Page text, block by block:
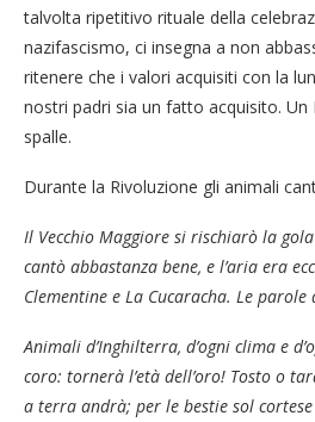
talvolta ripetitivo rituale della
nazifascismo, ci insegna a non
ritenere che i valori acquisiti con la
nostri padri sia un fatto acquisito. Un
spalle.
Durante la Rivoluzione gli animali
Il Vecchio Maggiore si rischiarò la
cantò abbastanza bene, e l’aria era
Clementine e La Cucaracha. Le parole
Animali d’Inghilterra, d’ogni clima e
coro: tornerà l’età dell’oro! Tosto o
a terra andrà; per le bestie sol